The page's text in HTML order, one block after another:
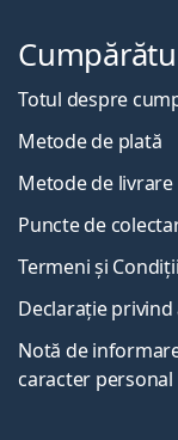
Totul despre
Metode de plată
Metode de livrare
Puncte de
Termeni și Condiții
Declarație
Notă de
caracter personal